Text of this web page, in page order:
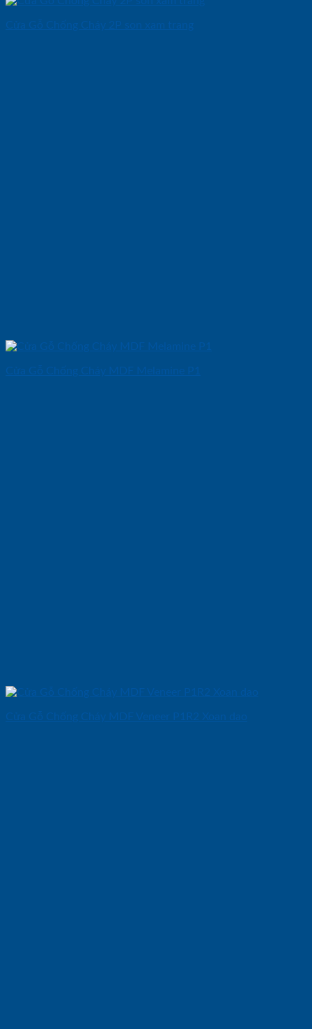
Cửa Gỗ Chống Cháy 2P son xam trang
Cửa Gỗ Chống Cháy MDF Melamine P1
Cửa Gỗ Chống Cháy MDF Veneer P1R2 Xoan dao